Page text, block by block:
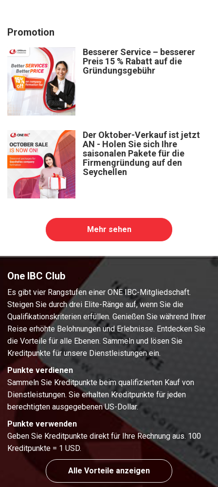
Promotion
Besserer Service – besserer
Preis 15 % Rabatt auf die
Gründungsgebühr
Der Oktober-Verkauf ist jetzt
AN - Holen Sie sich Ihre
saisonalen Pakete für die
Firmengründung auf den
Seychellen
Mehr sehen
One IBC Club
Es gibt vier Rangstufen einer ONE IBC-Mitgliedschaft.
Steigen Sie durch drei Elite-Ränge auf, wenn Sie die
Qualifikationskriterien erfüllen. Genießen Sie während Ihrer
Reise erhöhte Belohnungen und Erlebnisse. Entdecken Sie
die Vorteile für alle Ebenen. Sammeln und lösen Sie
Kreditpunkte für unsere Dienstleistungen ein.
Punkte verdienen
Sammeln Sie Kreditpunkte beim qualifizierten Kauf von
Dienstleistungen. Sie erhalten Kreditpunkte für jeden
berechtigten ausgegebenen US-Dollar.
Punkte verwenden
Geben Sie Kreditpunkte direkt für Ihre Rechnung aus. 100
Kreditpunkte = 1 USD.
Alle Vorteile anzeigen